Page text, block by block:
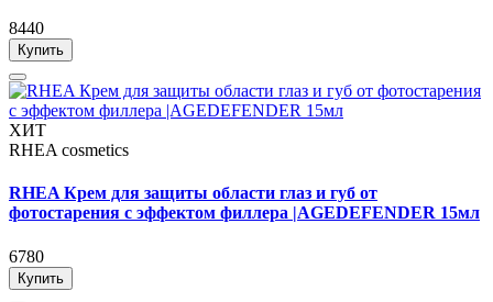
8440
Купить
ХИТ
RHEA cosmetics
RHEA Крем для защиты области глаз и губ от
фотостарения с эффектом филлера |AGEDEFENDER 15мл
6780
Купить